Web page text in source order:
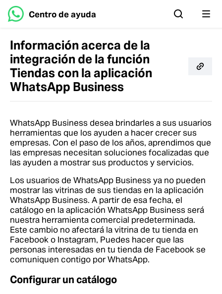
Centro de ayuda
Información acerca de la
integración de la función
Tiendas con la aplicación
WhatsApp Business
WhatsApp Business desea brindarles a sus usuarios
herramientas que los ayuden a hacer crecer sus
empresas. Con el paso de los años, aprendimos que
las empresas necesitan soluciones focalizadas que
las ayuden a mostrar sus productos y servicios.
Los usuarios de WhatsApp Business ya no pueden
mostrar las vitrinas de sus tiendas en la aplicación
WhatsApp Business. A partir de esa fecha, el
catálogo en la aplicación WhatsApp Business será
nuestra herramienta comercial predeterminada.
Este cambio no afectará la vitrina de tu tienda en
Facebook o Instagram, Puedes hacer que las
personas interesadas en tu tienda de Facebook se
comuniquen contigo por WhatsApp.
Configurar un catálogo